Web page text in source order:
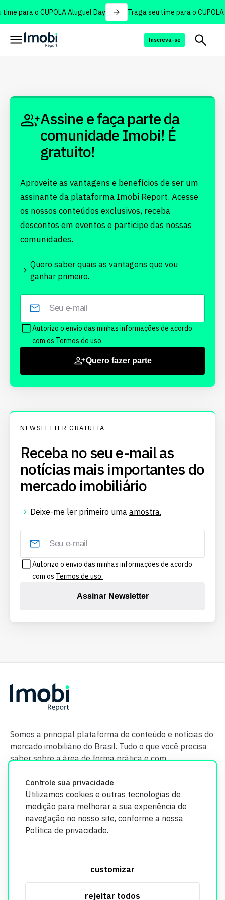
para o CUPOLA Aluguel Day Traga seu time para o CUPOLA
Inscreva-se
Controle sua privacidade
Utilizamos cookies e outras tecnologias de
medição para melhorar a sua experiência de
navegação no nosso site, conforme a nossa
Política de privacidade.
customizar
rejeitar todos
Assine e faça parte da
comunidade Imobi! É
gratuito!
Aproveite as vantagens e benefícios de ser um
assinante da plataforma Imobi Report. Acesse
os nossos conteúdos exclusivos, receba
descontos em eventos e participe das nossas
comunidades.
Quero saber quais as vantagens que vou
ganhar primeiro.
Autorizo o envio das minhas informações de acordo
com os Termos de uso.
Quero fazer parte
NEWSLETTER GRATUITA
Receba no seu e-mail as
notícias mais importantes do
mercado imobiliário
Deixe-me ler primeiro uma amostra.
Autorizo o envio das minhas informações de acordo
com os Termos de uso.
Assinar Newsletter
Somos a principal plataforma de conteúdo e notícias do
mercado imobiliário do Brasil. Tudo o que você precisa
saber sobre a área de forma prática e com
segurança. Todos os dados coletados em nosso site são
utilizados exclusivamente para fins de aprimoramento de
informações, consulte nossa Política de Privacidade.